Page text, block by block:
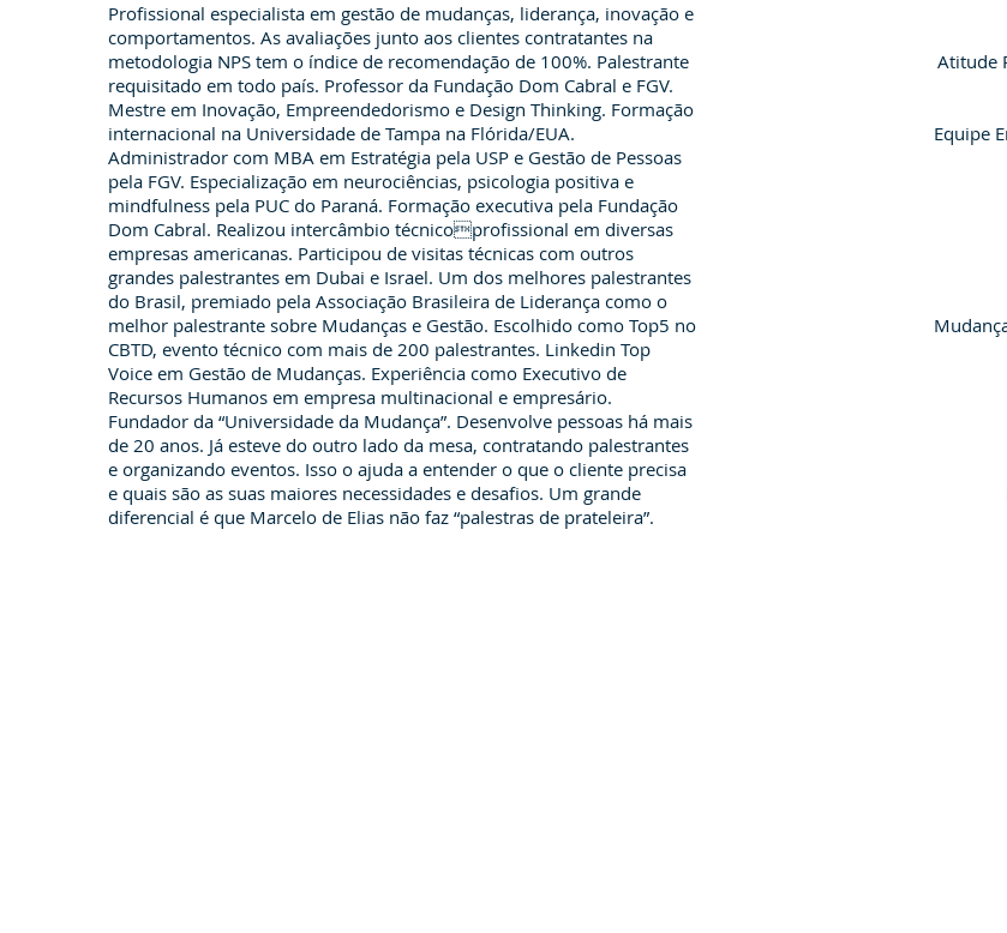
Profissional especialista em gestão de mudanças, liderança, inovação e
comportamentos. As avaliações junto aos clientes contratantes na
metodologia NPS tem o índice de recomendação de 100%. Palestrante
requisitado em todo país. Professor da Fundação Dom Cabral e FGV.
Mestre em Inovação, Empreendedorismo e Design Thinking. Formação
internacional na Universidade de Tampa na Flórida/EUA.
Administrador com MBA em Estratégia pela USP e Gestão de Pessoas
pela FGV. Especialização em neurociências, psicologia positiva e
mindfulness pela PUC do Paraná. Formação executiva pela Fundação
Dom Cabral. Realizou intercâmbio técnicoprofissional em diversas
empresas americanas. Participou de visitas técnicas com outros
grandes palestrantes em Dubai e Israel. Um dos melhores palestrantes
do Brasil, premiado pela Associação Brasileira de Liderança como o
melhor palestrante sobre Mudanças e Gestão. Escolhido como Top5 no
CBTD, evento técnico com mais de 200 palestrantes. Linkedin Top
Voice em Gestão de Mudanças. Experiência como Executivo de
Recursos Humanos em empresa multinacional e empresário.
Fundador da “Universidade da Mudança”. Desenvolve pessoas há mais
de 20 anos. Já esteve do outro lado da mesa, contratando palestrantes
e organizando eventos. Isso o ajuda a entender o que o cliente precisa
e quais são as suas maiores necessidades e desafios. Um grande
diferencial é que Marcelo de Elias não faz “palestras de prateleira”.
Atitude
Equipe